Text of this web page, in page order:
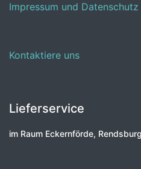
Impressum und Datenschutz
Kontaktiere uns
Lieferservice
im Raum Eckernförde,